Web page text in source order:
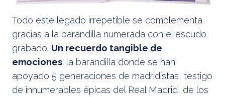
Todo este legado irrepetible se complementa
gracias a la barandilla numerada con el escudo
grabado. Un recuerdo tangible de
emociones; la barandilla donde se han
apoyado 5 generaciones de madridistas, testigo
de innumerables épicas del Real Madrid, de los